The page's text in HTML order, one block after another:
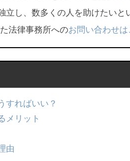
立し、数多くの人を助けたいと
法律事務所へのお問い合わせは
すればいい？
メリット
由